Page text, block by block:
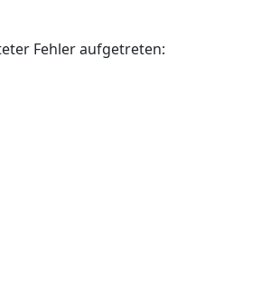
Fehler aufgetreten: